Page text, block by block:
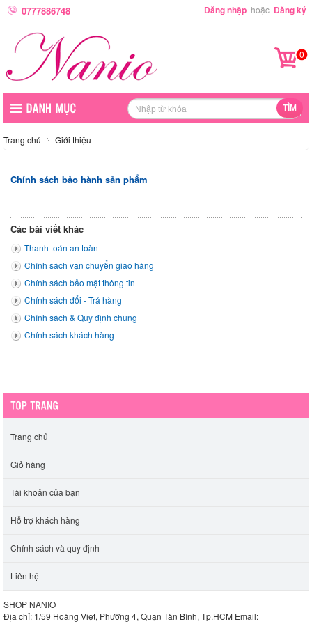
0777886748 Đăng nhập hoặc Đăng ký
0
Trang chủ Giới thiệu
Chính sách bảo hành sản phẩm
Các bài viết khác
Thanh toán an toàn
Chính sách vận chuyển giao hàng
Chính sách bảo mật thông tin
Chính sách đổi - Trả hàng
Chính sách & Quy định chung
Chính sách khách hàng
Trang chủ
Giỏ hàng
Tài khoản của bạn
Hỗ trợ khách hàng
Chính sách và quy định
Liên hệ
SHOP NANIO
Địa chỉ: 1/59 Hoàng Việt, Phường 4, Quận Tân Bình, Tp.HCM Email: